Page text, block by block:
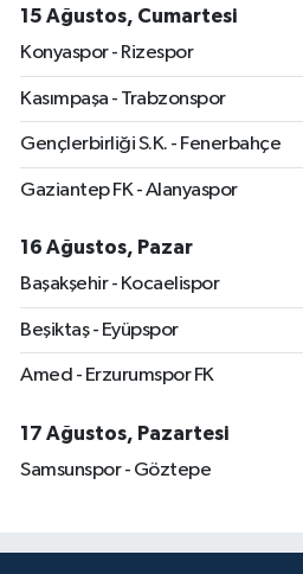
15 Ağustos, Cumartesi
Konyaspor - Rizespor
Kasımpaşa - Trabzonspor
Gençlerbirliği S.K. - Fenerbahçe
Gaziantep FK - Alanyaspor
16 Ağustos, Pazar
Başakşehir - Kocaelispor
Beşiktaş - Eyüpspor
Amed - Erzurumspor FK
17 Ağustos, Pazartesi
Samsunspor - Göztepe